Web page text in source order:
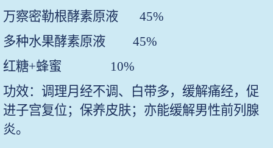
万察密勒根酵素原液
45%
多种水果酵素原液
45%
红糖+蜂蜜
10%
功效：调理月经不调、白带多，缓解痛经，促
进子宫复位；保养皮肤；亦能缓解男性前列腺
炎。